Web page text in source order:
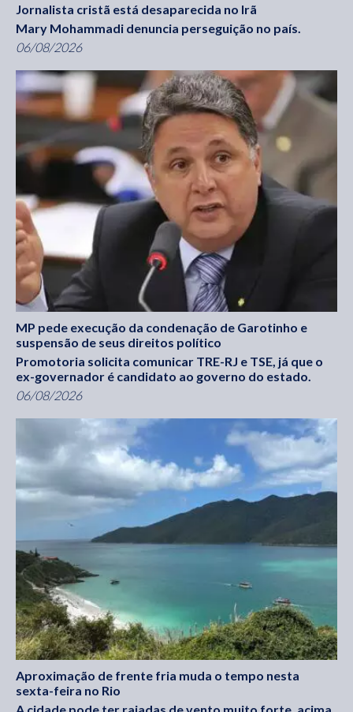
Jornalista cristã está desaparecida no Irã
Mary Mohammadi denuncia perseguição no país.
06/08/2026
MP pede execução da condenação de Garotinho e
suspensão de seus direitos político
Promotoria solicita comunicar TRE-RJ e TSE, já que o
ex-governador é candidato ao governo do estado.
06/08/2026
Aproximação de frente fria muda o tempo nesta
sexta-feira no Rio
A cidade pode ter rajadas de vento muito forte, acima